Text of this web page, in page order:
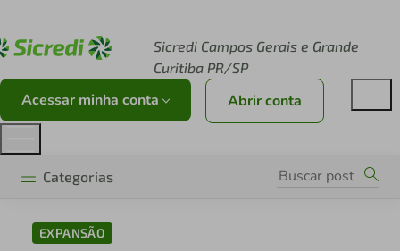
Sicredi Campos Gerais e Grande
Curitiba PR/SP
Acessar minha conta Abrir conta
Categorias
EXPANSÃO